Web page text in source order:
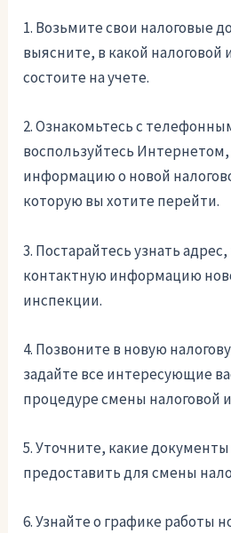
1. Возьмите свои налоговые
выясните, в какой налоговой
состоите на учете.
2. Ознакомьтесь с
воспользуйтесь
информацию о новой
которую вы хотите перейти.
3. Постарайтесь узнать
контактную информацию
инспекции.
4. Позвоните в новую
задайте все интересующие
процедуре смены налоговой
5. Уточните, какие
предоставить для смены
6. Узнайте о графике работы